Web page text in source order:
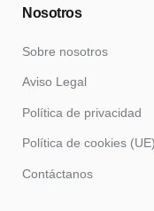
Nosotros
Sobre nosotros
Aviso Legal
Política de privacidad
Política de cookies (UE)
Contáctanos